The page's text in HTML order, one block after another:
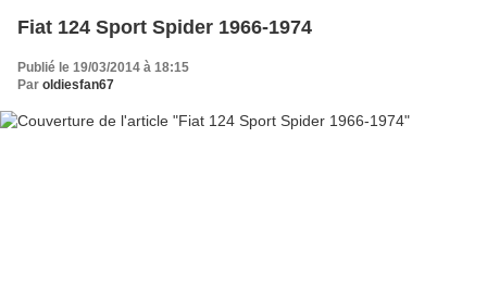
Fiat 124 Sport Spider 1966-1974
Publié le 19/03/2014 à 18:15
Par oldiesfan67